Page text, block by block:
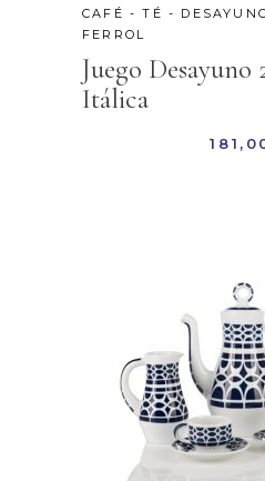
CAFÉ - TÉ -
FERROL
Juego Desayuno
Itálica